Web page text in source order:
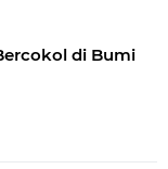
di Bumi